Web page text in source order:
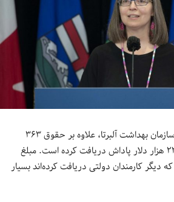
دکتر دینا هینشاو، رئیس سازمان بهداشت آلبرتا، علاوه بر حقوق ۳۶۳
هزار دلاری سالانه خود ۲۲۸ هزار دلار پاداش دریافت کرده است. مبلغ
دیگر کارمندان دولتی دریافت کرده‌اند بسیار